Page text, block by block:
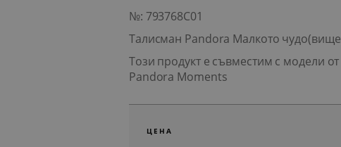
№: 793768C01
Талисман Pandora Малкото
Този продукт е съвместим с модели
Pandora Moments
ЦЕНА